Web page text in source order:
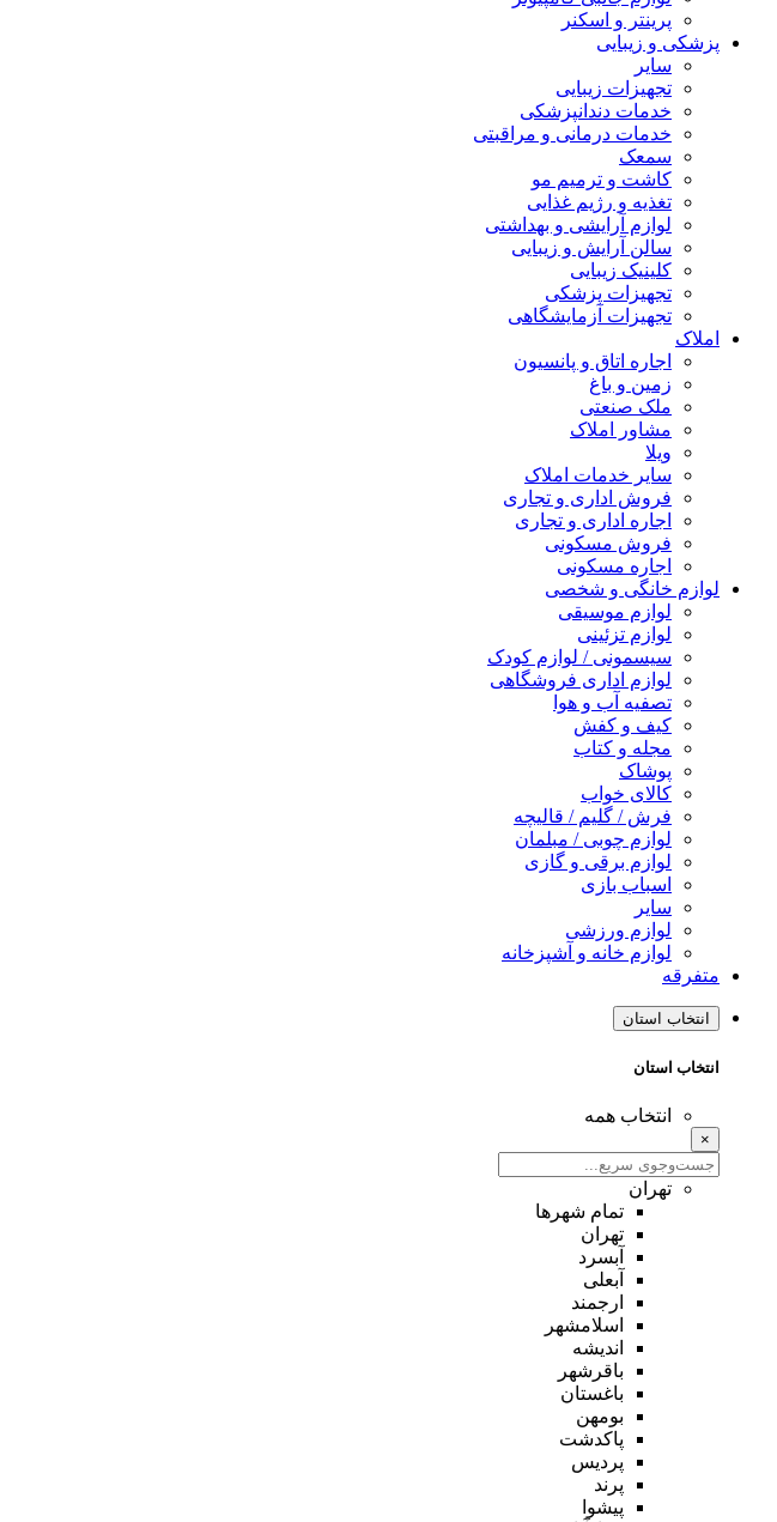
پرینتر و اسکنر
پزشکی و زیبایی
سایر
تجهیزات زیبایی
خدمات دندانپزشکی
خدمات درمانی و مراقبتی
سمعک
کاشت و ترمیم مو
تغذیه و رژیم غذایی
لوازم آرایشی و بهداشتی
سالن آرایش و زیبایی
کلینیک زیبایی
تجهیزات پزشکی
تجهیزات آزمایشگاهی
املاک
اجاره اتاق و پانسیون
زمین و باغ
ملک صنعتی
مشاور املاک
ویلا
سایر خدمات املاک
فروش اداری و تجاری
اجاره اداری و تجاری
فروش مسکونی
اجاره مسکونی
لوازم خانگی و شخصی
لوازم موسیقی
لوازم تزئینی
سیسمونی / لوازم کودک
لوازم اداری فروشگاهی
تصفیه آب و هوا
کیف و کفش
مجله و کتاب
پوشاک
کالای خواب
فرش / گلیم / قالیچه
لوازم چوبی / مبلمان
لوازم برقی و گازی
اسباب بازی
سایر
لوازم ورزشی
لوازم خانه و آشپزخانه
متفرقه
انتخاب استان
انتخاب استان
انتخاب همه
×
تهران
تمام شهر‌ها
تهران
آبسرد
آبعلی
ارجمند
اسلامشهر
اندیشه
باقرشهر
باغستان
بومهن
پاکدشت
پردیس
پرند
پیشوا